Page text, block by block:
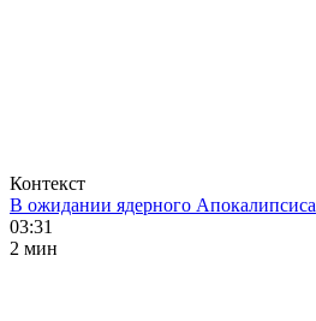
Контекст
В ожидании ядерного Апокалипсиса
03:31
2 мин